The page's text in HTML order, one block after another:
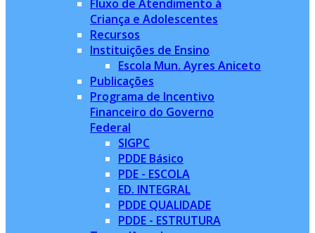
Fluxo de Atendimento à
Criança e Adolescentes
Recursos
Instituições de Ensino
Escola Mun. Ayres Aniceto
Publicações
Programa de Incentivo
Financeiro do Governo
Federal
SIGPC
PDDE Básico
PDE - ESCOLA
ED. INTEGRAL
PDDE QUALIDADE
PDDE - ESTRUTURA